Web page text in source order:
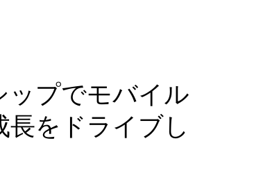
ップでモバイル
長をドライブし